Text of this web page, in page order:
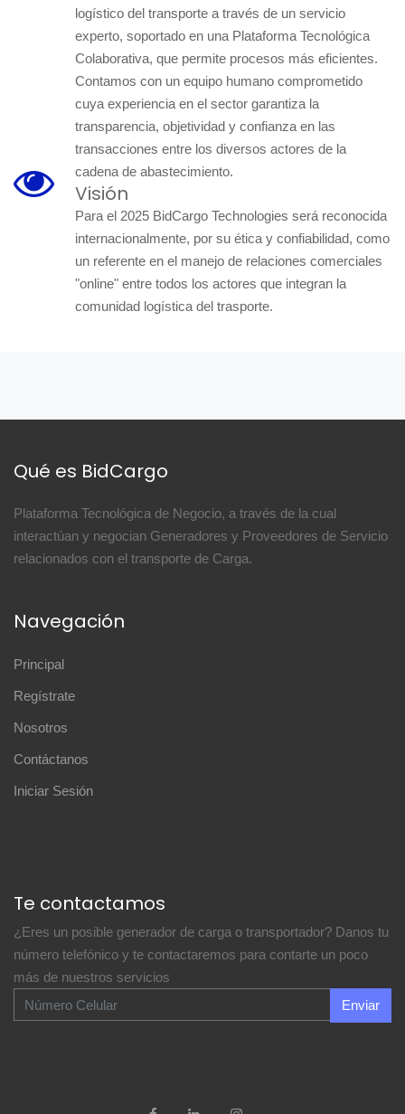
logístico del transporte a través de un servicio
experto, soportado en una Plataforma Tecnológica
Colaborativa, que permite procesos más eficientes.
Contamos con un equipo humano comprometido
cuya experiencia en el sector garantiza la
transparencia, objetividad y confianza en las
transacciones entre los diversos actores de la
cadena de abastecimiento.
Visión
Para el 2025 BidCargo Technologies será reconocida
internacionalmente, por su ética y confiabilidad, como
un referente en el manejo de relaciones comerciales
"online" entre todos los actores que integran la
comunidad logística del trasporte.
Qué es BidCargo
Plataforma Tecnológica de Negocio, a través de la cual
interactúan y negocian Generadores y Proveedores de Servicio
relacionados con el transporte de Carga.
Navegación
Principal
Regístrate
Nosotros
Contáctanos
Iniciar Sesión
Te contactamos
¿Eres un posible generador de carga o transportador? Danos tu
número telefónico y te contactaremos para contarte un poco
más de nuestros servicios
Enviar